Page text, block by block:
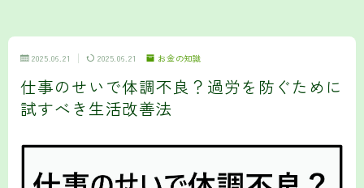
2025.06.21 2025.06.21 お金の知識
仕事のせいで体調不良？過労を防ぐために
試すべき生活改善法